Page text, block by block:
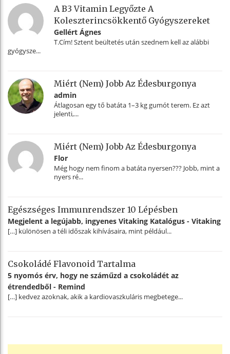
A B3 Vitamin Legyőzte A
Koleszterincsökkentő Gyógyszereket
Gellért Ágnes
T.Cím! Sztent beültetés után szednem kell az alábbi
gyógysze...
Miért (nem) Jobb Az Édesburgonya
admin
Átlagosan egy tő batáta 1–3 kg gumót terem. Ez azt
jelenti,...
Miért (nem) Jobb Az Édesburgonya
Flor
Még hogy nem finom a batáta nyersen??? Jobb, mint a
nyers ré...
Egészséges Immunrendszer 10 Lépésben
Megjelent a legújabb, ingyenes Vitaking Katalógus - Vitaking
[…] különösen a téli időszak kihívásaira, mint például...
Csokoládé Flavonoid Tartalma
5 nyomós érv, hogy ne száműzd a csokoládét az
étrendedből - Remind
[…] kedvez azoknak, akik a kardiovaszkuláris megbetege...